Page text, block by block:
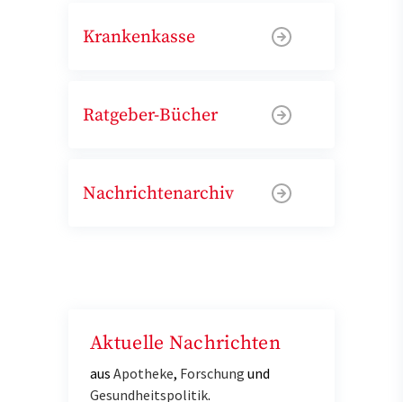
Krankenkasse
Ratgeber-Bücher
Nachrichtenarchiv
Aktuelle Nachrichten
aus Apotheke, Forschung und
Gesundheitspolitik.